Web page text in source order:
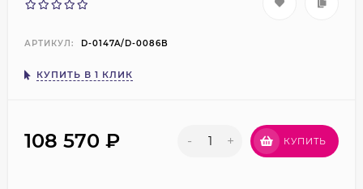
АРТИКУЛ: D-0147A/D-0086B
КУПИТЬ В 1 КЛИК
108 570 ₽ - + КУПИТЬ